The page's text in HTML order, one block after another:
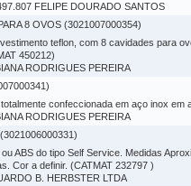
FELIPE DOURADO SANTOS
8 OVOS (3021007000354)
teflon, com 8 cavidades para
450212)
RODRIGUES PEREIRA
confeccionada em aço inox
RODRIGUES PEREIRA
ABS do tipo Self Service. Medidas
Cor a definir. (CATMAT 232797 )
B. HERBSTER LTDA